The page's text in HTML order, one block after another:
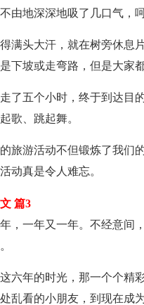
由地深深地吸了几口气，
满头大汗，就在树旁休息
下坡或走弯路，但是大家
了五个小时，终于到达目
歌、跳起舞。
旅游活动不但锻炼了我们
动真是令人难忘。
篇3
，一年又一年。不经意间
六年的时光，那一个个精
乱看的小朋友，到现在成